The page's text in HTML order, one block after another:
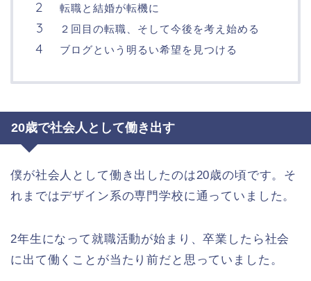
転職と結婚が転機に
２回目の転職、そして今後を考え始める
ブログという明るい希望を見つける
20歳で社会人として働き出す
僕が社会人として働き出したのは20歳の頃です。そ
れまではデザイン系の専門学校に通っていました。
2年生になって就職活動が始まり、卒業したら社会
に出て働くことが当たり前だと思っていました。